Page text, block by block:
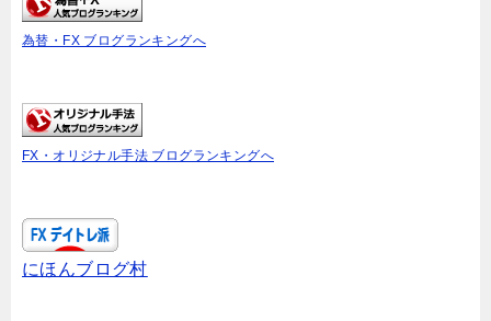
為替・FX ブログランキングへ
FX・オリジナル手法 ブログランキングへ
にほんブログ村